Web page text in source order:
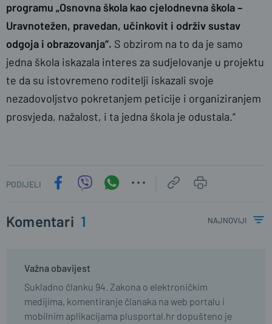
programu „Osnovna škola kao cjelodnevna škola –
Uravnotežen, pravedan, učinkovit i održiv sustav
odgoja i obrazovanja“. S obzirom na to da je samo
jedna škola iskazala interes za sudjelovanje u projektu
te da su istovremeno roditelji iskazali svoje
nezadovoljstvo pokretanjem peticije i organiziranjem
prosvjeda, nažalost, i ta jedna škola je odustala.“
PODIJELI
Komentari 1 najnoviji
Važna obavijest
Sukladno članku 94. Zakona o elektroničkim
medijima, komentiranje članaka na web portalu i
mobilnim aplikacijama plusportal.hr dopušteno je